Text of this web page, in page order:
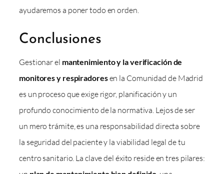
ayudaremos a poner todo en orden.
Conclusiones
Gestionar el mantenimiento y la verificación de
monitores y respiradoresen la Comunidad de Madrid
es un proceso que exige rigor, planificación y un
profundo conocimiento de la normativa. Lejos de ser
un mero trámite, es una responsabilidad directa sobre
la seguridad del paciente y la viabilidad legal de tu
centro sanitario. La clave del éxito reside en tres pilares: